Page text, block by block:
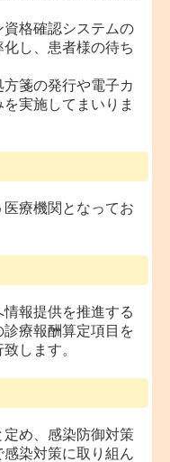
格確認システムの
し、患者様の待ち
箋の発行や電子カ
実施してまいりま
療機関となってお
報提供を推進する
療報酬算定項目を
します。
め、感染防御対策
染対策に取り組ん